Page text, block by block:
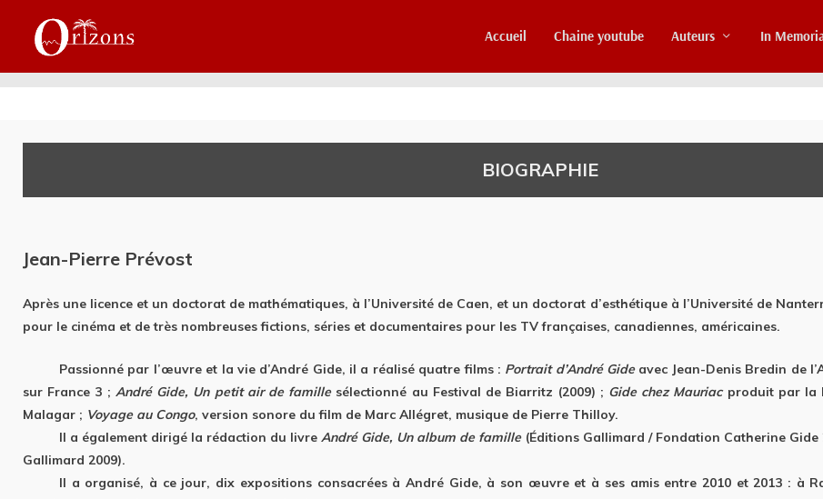
Accueil Chaine youtube Auteurs In
BIOGRAPHIE
Jean-Pierre Prévost
Après une licence et un doctorat de mathématiques, à l’Université de Caen, et un doctorat d’esthétique à l’Université de
pour le cinéma et de très nombreuses fictions, séries et documentaires pour les TV françaises, canadiennes, américaines.
Passionné par l’œuvre et la vie d’André Gide, il a réalisé quatre films : Portrait d’André Gideavec Jean-Denis Bredin de
sur France 3 ; André Gide, Un petit air de famillesélectionné au Festival de Biarritz (2009) ; Gide chez Mauriacproduit par la
Malagar ; Voyage au Congo, version sonore du film de Marc Allégret, musique de Pierre Thilloy.
Il a également dirigé la rédaction du livreAndré Gide, Un album de famille(Éditions Gallimard / Fondation Catherine Gide
Gallimard 2009).
Il a organisé, à ce jour, dix expositions consacrées à André Gide, à son œuvre et à ses amis entre 2010 et 2013 : à